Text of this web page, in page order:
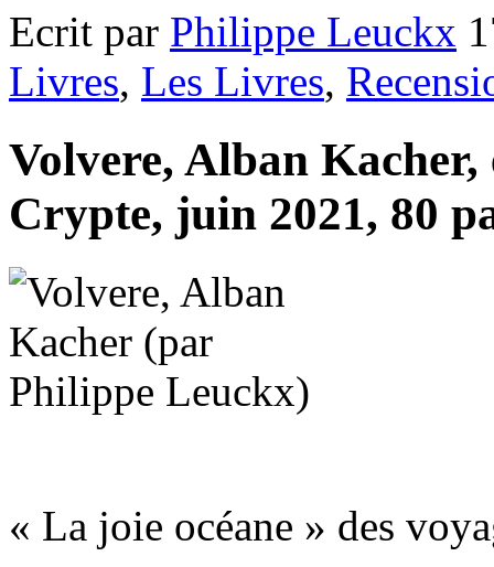
Ecrit par Philippe Leuckx
Livres, Les Livres,
Volvere, Alban
Crypte, juin 2021, 80
« La joie océane » des